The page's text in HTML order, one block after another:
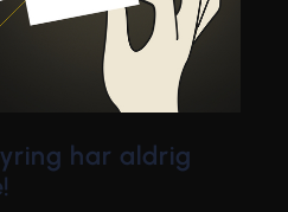
har aldrig